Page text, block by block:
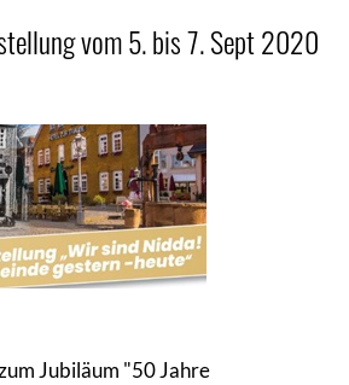
vom 5. bis 7. Sept 2020
Jubiläum "50 Jahre